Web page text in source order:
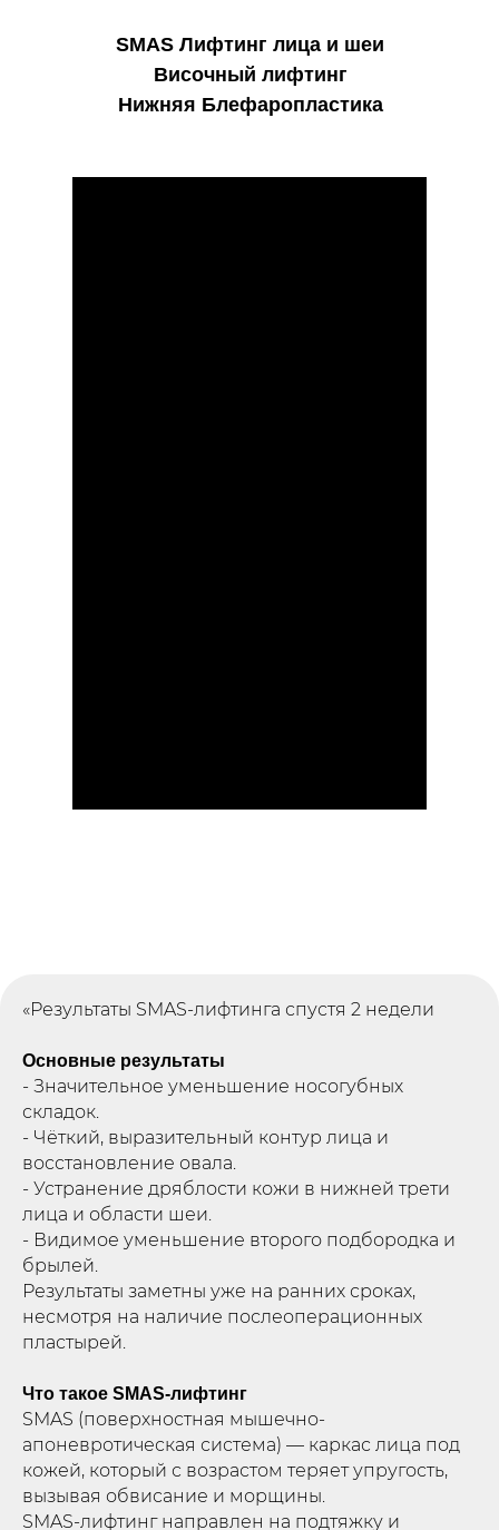
SMAS Лифтинг лица и шеи
Височный лифтинг
Нижняя Блефаропластика
«Результаты SMAS-лифтинга спустя 2 недели
Основные результаты
- Значительное уменьшение носогубных
складок.
- Чёткий, выразительный контур лица и
восстановление овала.
- Устранение дряблости кожи в нижней трети
лица и области шеи.
- Видимое уменьшение второго подбородка и
брылей.
Результаты заметны уже на ранних сроках,
несмотря на наличие послеоперационных
пластырей.
Что такое SMAS-лифтинг
SMAS (поверхностная мышечно-
апоневротическая система) — каркас лица под
кожей, который с возрастом теряет упругость,
вызывая обвисание и морщины.
SMAS-лифтинг направлен на подтяжку и